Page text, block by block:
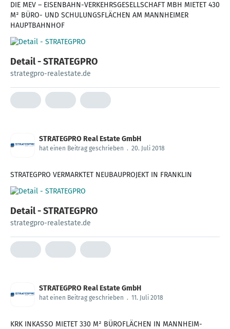
DIE MEV – EISENBAHN-VERKEHRSGESELLSCHAFT MBH MIETET 430
M² BÜRO- UND SCHULUNGSFLÄCHEN AM MANNHEIMER
HAUPTBAHNHOF
Detail - STRATEGPRO
strategpro-realestate.de
STRATEGPRO Real Estate GmbH
hat einen Beitrag geschrieben . 20. Juli 2018
STRATEGPRO VERMARKTET NEUBAUPROJEKT IN FRANKLIN
Detail - STRATEGPRO
strategpro-realestate.de
STRATEGPRO Real Estate GmbH
hat einen Beitrag geschrieben . 11. Juli 2018
KRK INKASSO MIETET 330 M² BÜROFLÄCHEN IN MANNHEIM-